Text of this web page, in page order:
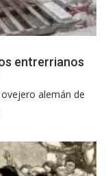
entrerrianos
alemán de